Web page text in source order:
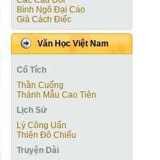
Bình Ngô Đại Cáo
Giả Cách Điếc
Văn Học Việt Nam
Cổ Tích
Thần Cuống
Thánh Mẫu Cao Tiên
Lịch Sử
Lý Công Uẩn
Thiên Đô Chiếu
Truyện Dài